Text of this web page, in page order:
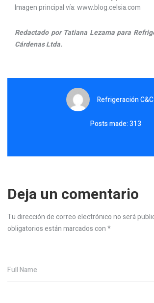
Imagen principal vía: www.blog.celsia.com
Redactado por Tatiana Lezama para
Cárdenas Ltda.
Refrigeración C&C
Posts made: 313
Deja un comentario
Tu dirección de correo electrónico no será
obligatorios están marcados con*
Full Name